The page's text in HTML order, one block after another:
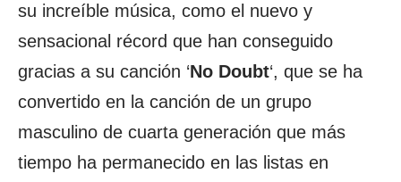
su increíble música, como el nuevo y
sensacional récord que han conseguido
gracias a su canción ‘No Doubt‘, que se ha
convertido en la canción de un grupo
masculino de cuarta generación que más
tiempo ha permanecido en las listas en